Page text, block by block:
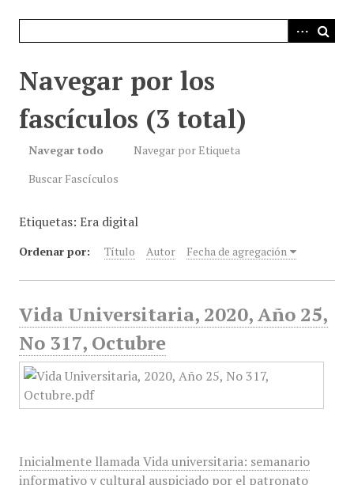
Navegar por los
fascículos (3 total)
Navegar todo
Navegar por Etiqueta
Buscar Fascículos
Etiquetas: Era digital
Ordenar por: Título Autor Fecha de agregación
Vida Universitaria, 2020, Año 25,
No 317, Octubre
Inicialmente llamada Vida universitaria: semanario
informativo y cultural auspiciado por el patronato